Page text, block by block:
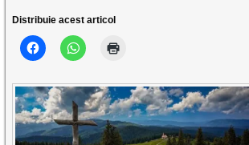
Distribuie acest articol